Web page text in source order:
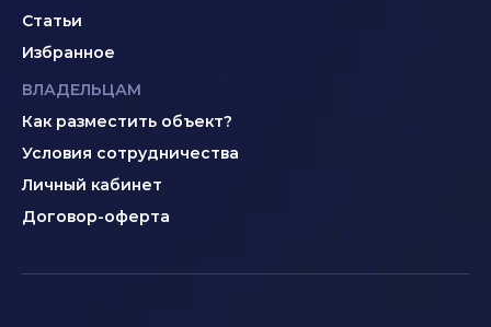
Статьи
Избранное
ВЛАДЕЛЬЦАМ
Как разместить объект?
Условия сотрудничества
Личный кабинет
Договор-оферта